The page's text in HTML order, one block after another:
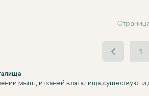
1
мышц и тканей влагалища,